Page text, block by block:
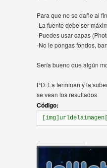
Para que no se dañe al
-La fuente debe ser
-Puedes usar capas
-No le pongas fondos,
Sería bueno que algún
PD: La terminan y la
se vean los resultados
Código: